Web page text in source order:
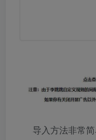
导入方法非常